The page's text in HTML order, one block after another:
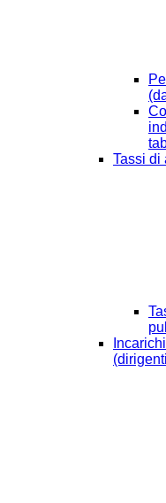
Tassi di